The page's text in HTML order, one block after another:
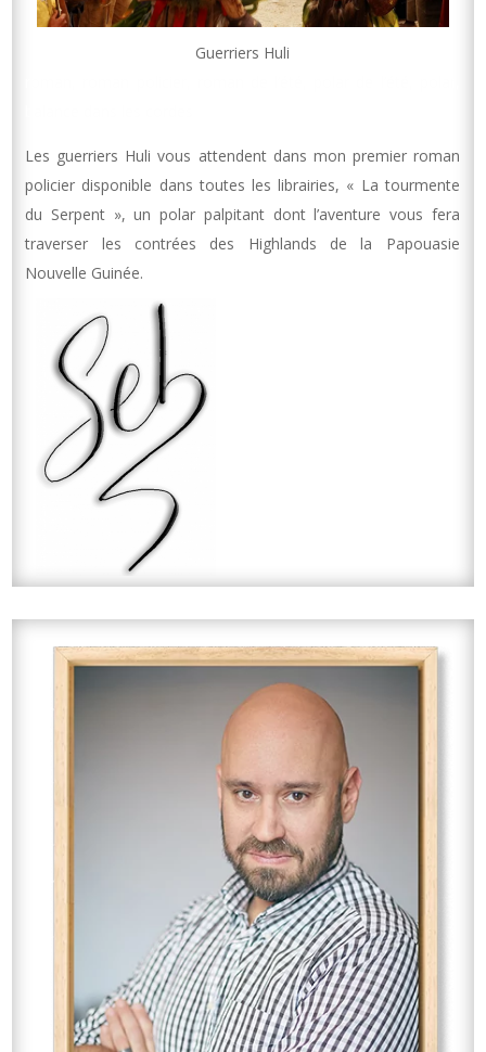
Guerriers Huli
Les guerriers Huli vous attendent dans mon premier roman
policier disponible dans toutes les librairies, « La tourmente
du Serpent », un polar palpitant dont l’aventure vous fera
traverser les contrées des Highlands de la Papouasie
Nouvelle Guinée.